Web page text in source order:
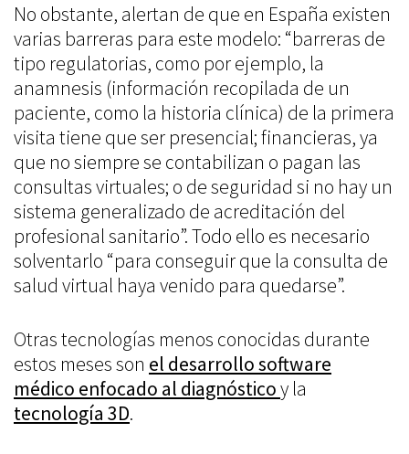
No obstante, alertan de que en España existen
varias barreras para este modelo: “barreras de
tipo regulatorias, como por ejemplo, la
anamnesis (información recopilada de un
paciente, como la historia clínica) de la primera
visita tiene que ser presencial; financieras, ya
que no siempre se contabilizan o pagan las
consultas virtuales; o de seguridad si no hay un
sistema generalizado de acreditación del
profesional sanitario”. Todo ello es necesario
solventarlo “para conseguir que la consulta de
salud virtual haya venido para quedarse”.
Otras tecnologías menos conocidas durante
estos meses son el desarrollo software
médico enfocado al diagnósticoy la
tecnología 3D.